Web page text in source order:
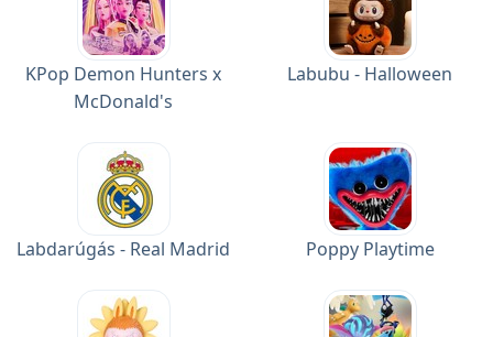
KPop Demon Hunters x
McDonald's
Labubu - Halloween
Labdarúgás - Real Madrid Poppy Playtime